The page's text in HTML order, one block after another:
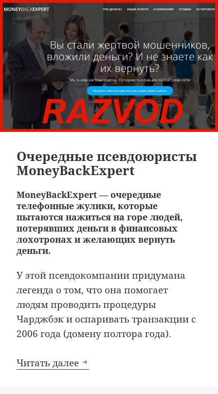
Очередные псевдоюристы
MoneyBackExpert
MoneyBackExpert — очередные
телефонные жулики, которые
пытаются нажиться на горе людей,
потерявших деньги в финансовых
лохотронах и желающих вернуть
деньги.
У этой псевдокомпании придумана
легенда о том, что она помогает
людям проводить процедуры
Чарджбэк и оспаривать транзакции с
2006 года (домену полтора года).
Читать далее Очередные псевдоюристы